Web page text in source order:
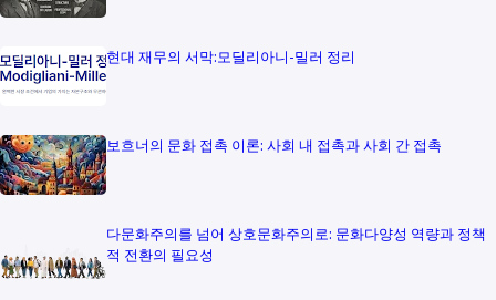
현대 재무의 서막:모딜리아니-밀러 정리
보흐너의 문화 접촉 이론: 사회 내 접촉과 사회 간 접촉
다문화주의를 넘어 상호문화주의로: 문화다양성 역량과 정책
적 전환의 필요성